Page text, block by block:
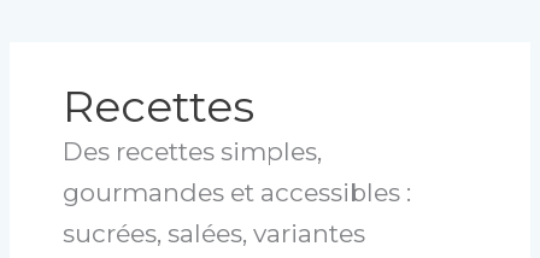
Recettes
Des recettes simples,
gourmandes et accessibles :
sucrées, salées, variantes